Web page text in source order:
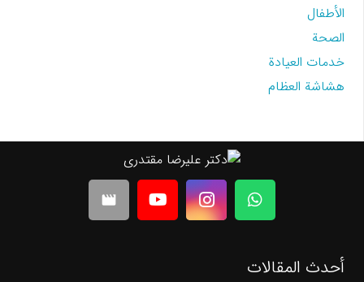
الأطفال
الصحة
خدمات العيادة
هشاشة العظام
movie
أحدث المقالات